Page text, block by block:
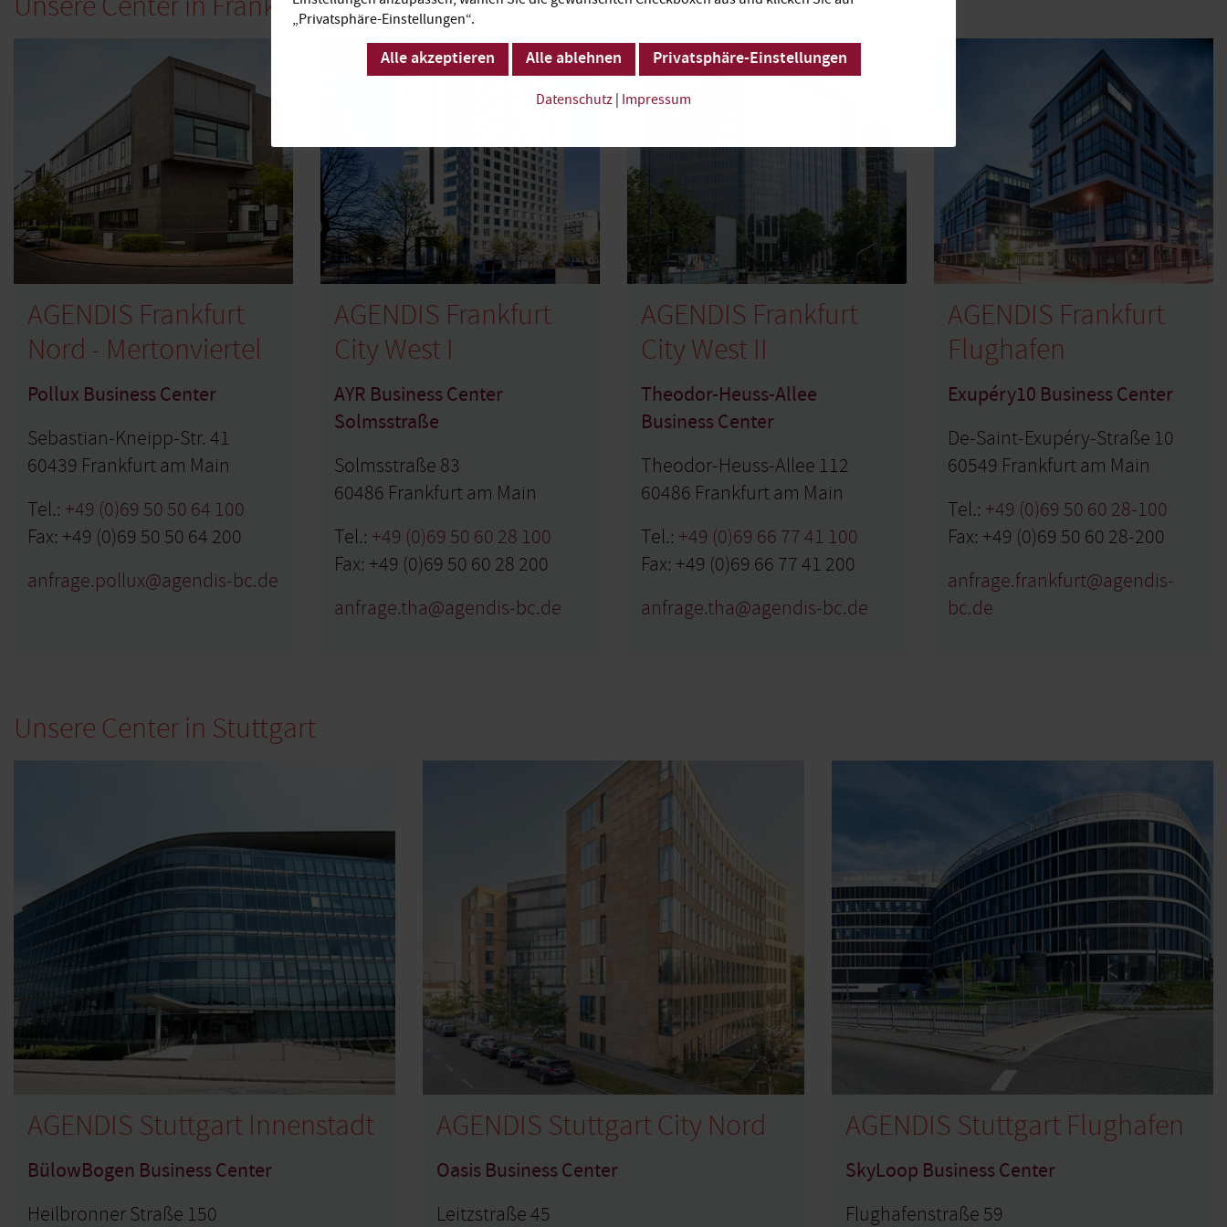
AGENDIS Frankfurt
Nord - Mertonviertel
Pollux Business Center
Sebastian-Kneipp-Str. 41
60439 Frankfurt am Main
Tel.: +49 (0)69 50 50 64 100
Fax: +49 (0)69 50 50 64 200
anfrage.pollux@agendis-bc.de
AGENDIS Frankfurt
City West I
AYR Business Center
Solmsstraße
Solmsstraße 83
60486 Frankfurt am Main
Tel.: +49 (0)69 50 60 28 100
Fax: +49 (0)69 50 60 28 200
anfrage.tha@agendis-bc.de
AGENDIS Frankfurt
City West II
Theodor-Heuss-Allee
Business Center
Theodor-Heuss-Allee 112
60486 Frankfurt am Main
Tel.: +49 (0)69 66 77 41 100
Fax: +49 (0)69 66 77 41 200
anfrage.tha@agendis-bc.de
AGENDIS Frankfurt
Flughafen
Exupéry10 Business Center
De-Saint-Exupéry-Straße 10
60549 Frankfurt am Main
Tel.: +49 (0)69 50 60 28-100
Fax: +49 (0)69 50 60 28-200
anfrage.frankfurt@agendis-
bc.de
Unsere Center in Stuttgart
AGENDIS Stuttgart Innenstadt
BülowBogen Business Center
Heilbronner Straße 150
AGENDIS Stuttgart City Nord
Oasis Business Center
Leitzstraße 45
AGENDIS Stuttgart Flughafen
SkyLoop Business Center
Flughafenstraße 59
„Privatsphäre-Einstellungen“.
Alle akzeptieren Alle ablehnen Privatsphäre-Einstellungen
Datenschutz | Impressum